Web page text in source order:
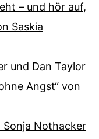
– und hör auf,
Saskia
und Dan Taylor
Angst“ von
Sonja Nothacker